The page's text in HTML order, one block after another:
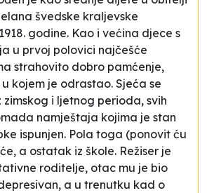
švedske kraljevske
godine. Kao i većina djece s
u prvoj polovici najčešće
strahovito dobro pamćenje,
kojem je odrastao. Sjeća se
zimskog i ljetnog perioda, svih
namještaja kojima je stan
ispunjen. Pola toga (ponovit ću
a ostatak iz škole. Režiser je
roditelje, otac mu je bio
a u trenutku kad o